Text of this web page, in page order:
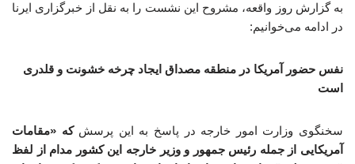
به گزارش روز واقعه، مشروح این نشست را به نقل از خبرگزاری ایرنا
در ادامه می‌خوانیم:
نفس حضور آمریکا در منطقه مصداق ایجاد چرخه خشونت و قلدری
است
سخنگوی وزارت امور خارجه در پاسخ به این پرسش که «مقامات
آمریکایی از جمله رئیس جمهور و وزیر خارجه این کشور مدام از لفظ